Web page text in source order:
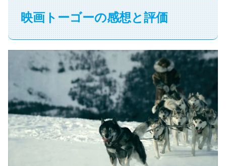
映画トーゴーの感想と評価